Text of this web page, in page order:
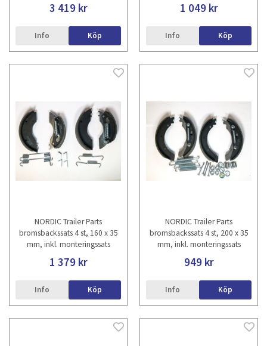
3 419 kr
Info Köp
1 049 kr
Info Köp
NORDIC Trailer Parts
bromsbackssats 4 st, 160 x 35
mm, inkl. monteringssats
1 379 kr
Info Köp
NORDIC Trailer Parts
bromsbackssats 4 st, 200 x 35
mm, inkl. monteringssats
949 kr
Info Köp